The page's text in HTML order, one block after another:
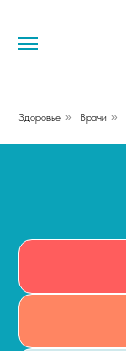
Здоровье » Врачи »